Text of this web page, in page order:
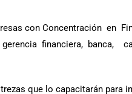
con Concentración
financiera, banca,
que lo capacitarán